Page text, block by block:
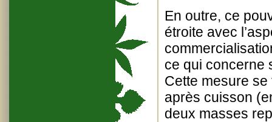
En outre, ce
étroite avec
ce qui concerne
Cette mesure
après cuisson
deux masses